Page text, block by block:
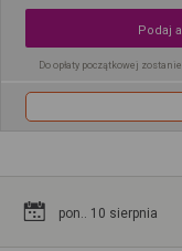
Podaj
Do opłaty początkowej
pon.. 10 sierpnia